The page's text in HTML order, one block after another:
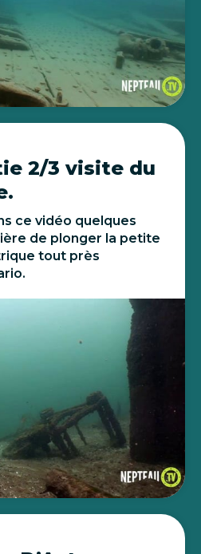
2/3 visite du
ce vidéo quelques
de plonger la petite
tout près